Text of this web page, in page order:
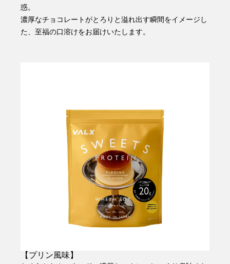
惑。
濃厚なチョコレートがとろりと溢れ出す瞬間をイメージし
た、至福の口溶けをお届けいたします。
【プリン風味】